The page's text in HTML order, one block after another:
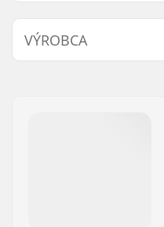
Pohlavie:
Pena:
Kryt:
VÝROBCA